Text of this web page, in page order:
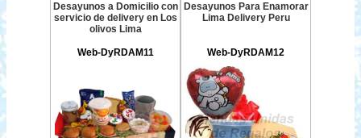
Desayunos a Domicilio con
servicio de delivery en Los
olivos Lima
Web-DyRDAM11
Desayunos Para Enamorar
Lima Delivery Peru
Web-DyRDAM12